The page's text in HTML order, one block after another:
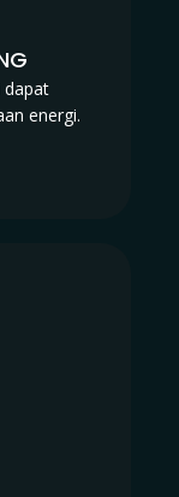
dapat
energi.